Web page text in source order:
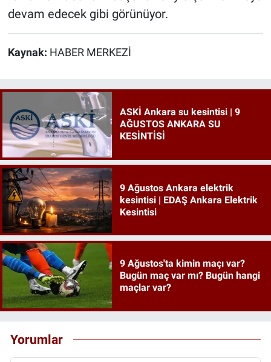
devam edecek gibi görünüyor.
Kaynak: HABER MERKEZİ
ASKİ Ankara su kesintisi | 9
AĞUSTOS ANKARA SU
KESİNTİSİ
9 Ağustos Ankara elektrik
kesintisi | EDAŞ Ankara Elektrik
Kesintisi
9 Ağustos'ta kimin maçı var?
Bugün maç var mı? Bugün hangi
maçlar var?
Yorumlar